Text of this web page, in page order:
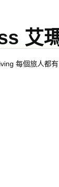
艾
每個旅人都